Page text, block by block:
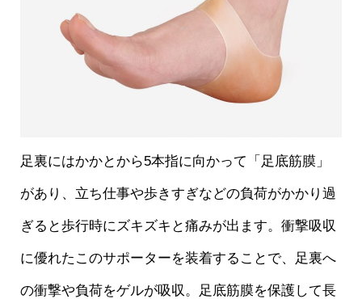
足裏にはかかとから5本指に向かって「足底筋膜」
があり、立ち仕事や歩きすぎなどの負荷がかかり過
ぎると歩行時にズキズキと痛みが出ます。衝撃吸収
に優れたこのサポーターを装着することで、足裏へ
の衝撃や負荷をゲルが吸収。足底筋膜を保護して長